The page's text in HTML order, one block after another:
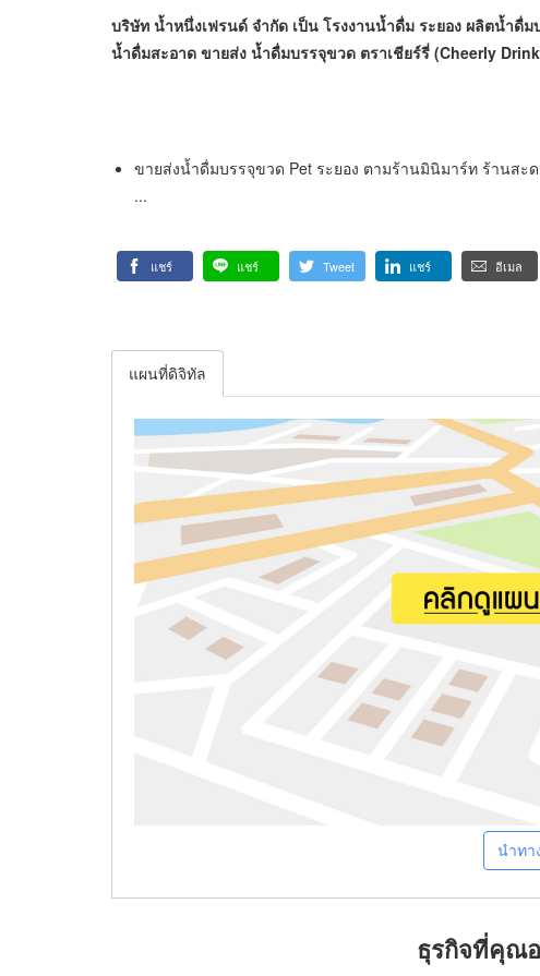
บริษัท น้ำหนึ่งเฟรนด์ จำกัด เป็น โรงงานน้ำดื่ม ระยอง ผลิตน้ำดื่
น้ำดื่มสะอาด ขายส่ง น้ำดื่มบรรจุขวด ตราเชียร์รี่ (Cheerly
ขายส่งน้ำดื่มบรรจุขวด Pet ระยอง ตามร้านมินิมาร์ท ร้านส
...
แชร์ แชร์ Tweet แชร์ อีเมล
แผนที่ดิจิทัล
นำทา
ธุรกิจที่คุณ